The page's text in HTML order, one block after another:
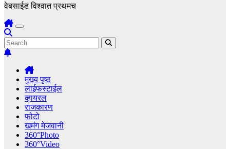
वेबसाईड विश्वात प्रथमच
मुख्य पृष्ठ
लाईफस्टाईल
व्हायरल
राजकारण
फोटो
खमंग मेजवानी
360°Photo
360°Video